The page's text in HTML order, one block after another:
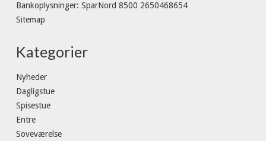
Bankoplysninger: SparNord 8500 2650468654
Sitemap
Kategorier
Nyheder
Dagligstue
Spisestue
Entre
Soveværelse